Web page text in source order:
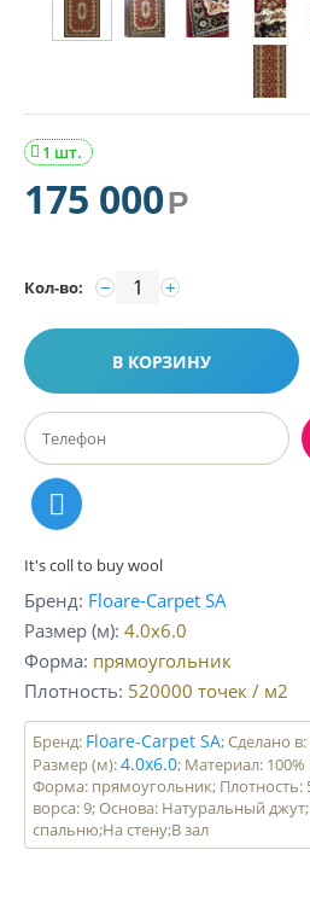
1 шт.

175 000Р
Кол-во: +
−
В КОРЗИНУ
It's coll to buy wool
Бренд Floare-Carpet SA
Размер (м) 4.0x6.0
Форма прямоугольник
Плотность 520000 точек / м2
Бренд: Floare-Carpet SA; Сделано
Размер (м):4.0x6.0; Материал:
Форма: прямоугольник; Плотность:
ворса: 9; Основа: Натуральный
спальню;На стену;В зал